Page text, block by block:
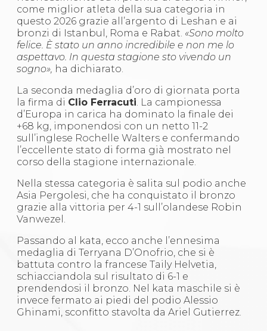
come miglior atleta della sua categoria in
questo 2026 grazie all’argento di Leshan e ai
bronzi di Istanbul, Roma e Rabat. «Sono molto
felice. È stato un anno incredibile e non me lo
aspettavo. In questa stagione sto vivendo un
sogno», ha dichiarato.
La seconda medaglia d’oro di giornata porta
la firma di Clio Ferracuti. La campionessa
d’Europa in carica ha dominato la finale dei
+68 kg, imponendosi con un netto 11-2
sull’inglese Rochelle Walters e confermando
l’eccellente stato di forma già mostrato nel
corso della stagione internazionale.
Nella stessa categoria è salita sul podio anche
Asia Pergolesi, che ha conquistato il bronzo
grazie alla vittoria per 4-1 sull’olandese Robin
Vanwezel.
Passando al kata, ecco anche l’ennesima
medaglia di Terryana D’Onofrio, che si è
battuta contro la francese Taily Helvetia,
schiacciandola sul risultato di 6-1 e
prendendosi il bronzo. Nel kata maschile si è
invece fermato ai piedi del podio Alessio
Ghinami, sconfitto stavolta da Ariel Gutierrez.